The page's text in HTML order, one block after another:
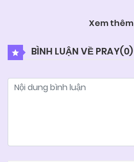
Xem thêm
BÌNH LUẬN VỀ PRAY(0)